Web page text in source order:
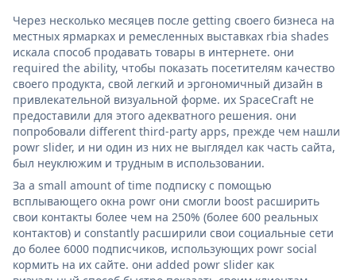
Через несколько месяцев после getting своего бизнеса на
местных ярмарках и ремесленных выставках rbia shades
искала способ продавать товары в интернете. они
required the ability, чтобы показать посетителям качество
своего продукта, свой легкий и эргономичный дизайн в
привлекательной визуальной форме. их SpaceCraft не
предоставили для этого адекватного решения. они
попробовали different third-party apps, прежде чем нашли
powr slider, и ни один из них не выглядел как часть сайта,
был неуклюжим и трудным в использовании.
За a small amount of time подписку с помощью
всплывающего окна powr они смогли boost расширить
свои контакты более чем на 250% (более 600 реальных
контактов) и constantly расширили свои социальные сети
до более 6000 подписчиков, использующих powr social
кормить на их сайте. они added powr slider как